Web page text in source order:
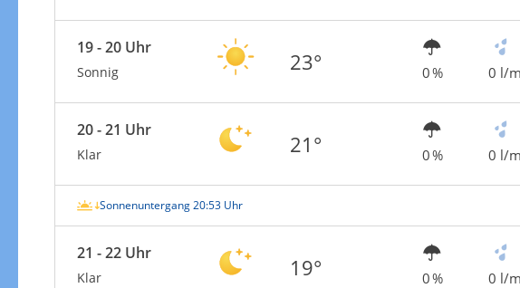
19 - 20 Uhr
Sonnig 23° 0 % 0 l/
20 - 21 Uhr
Klar 21° 0 % 0 l/
Sonnenuntergang 20:53 Uhr
21 - 22 Uhr
Klar 19° 0 % 0 l/